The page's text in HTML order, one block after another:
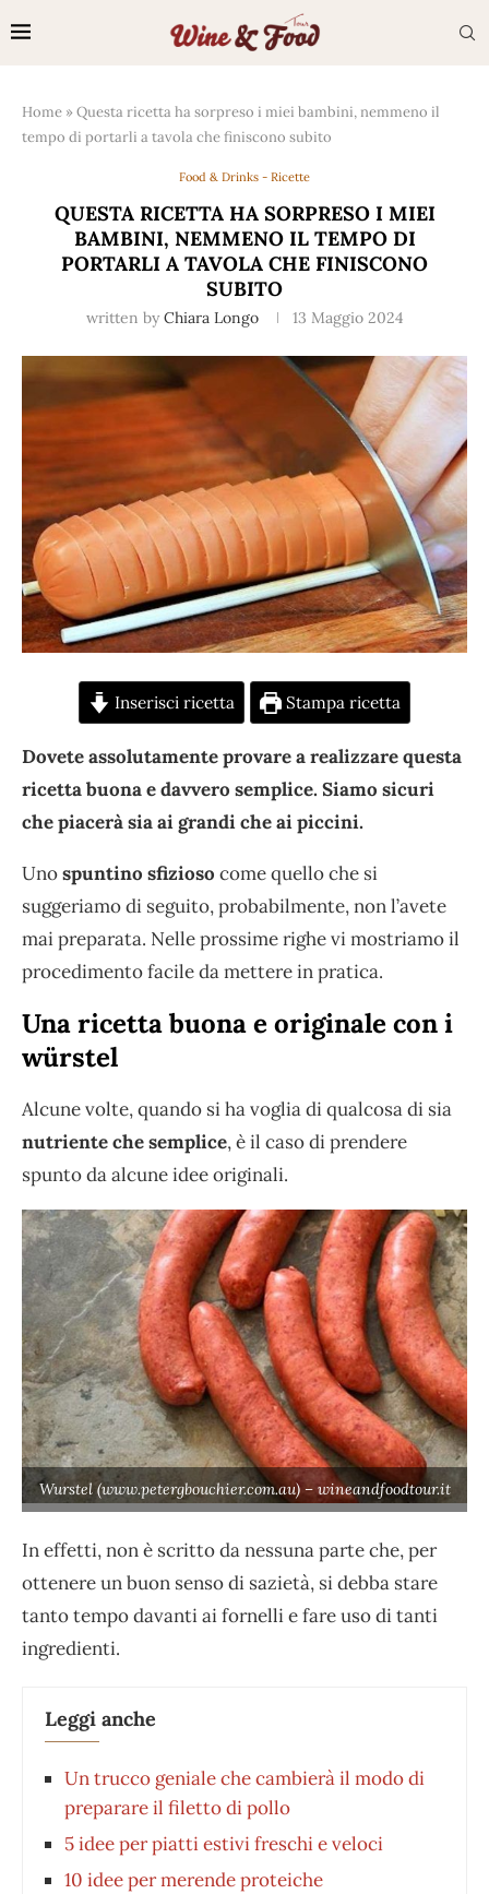
Home »Questa ricetta ha sorpreso i miei bambini, nemmeno il
tempo di portarli a tavola che finiscono subito
Food & Drinks - Ricette
QUESTA RICETTA HA SORPRESO I MIEI
BAMBINI, NEMMENO IL TEMPO DI
PORTARLI A TAVOLA CHE FINISCONO
SUBITO
written by Chiara Longo 13 Maggio 2024
Inserisci ricetta Stampa ricetta
Dovete assolutamente provare a realizzare questa
ricetta buona e davvero semplice. Siamo sicuri
che piacerà sia ai grandi che ai piccini.
Unospuntino sfizioso come quello che si
suggeriamo di seguito, probabilmente, non l’avete
mai preparata. Nelle prossime righe vi mostriamo il
procedimento facile da mettere in pratica.
Una ricetta buona e originale con i
würstel
Alcune volte, quando si ha voglia di qualcosa di sia
nutriente che semplice, è il caso di prendere
spunto da alcune idee originali.
Wurstel (www.petergbouchier.com.au) – wineandfoodtour.it
In effetti, non è scritto da nessuna parte che, per
ottenere un buon senso di sazietà, si debba stare
tanto tempo davanti ai fornelli e fare uso di tanti
ingredienti.
Leggi anche
Un trucco geniale che cambierà il modo di
preparare il filetto di pollo
5 idee per piatti estivi freschi e veloci
10 idee per merende proteiche